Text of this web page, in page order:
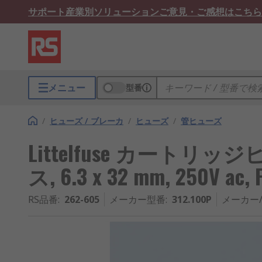
サポート産業別ソリューションご意見・ご感想はこちら
メニュー 型番
/ ヒューズ / ブレーカ / ヒューズ / 管ヒューズ
Littelfuse カートリッジ
ス, 6.3 x 32 mm, 250V ac,
RS品番: 262-605 メーカー型番: 312.100P メーカ